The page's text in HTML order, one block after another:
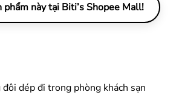
phẩm này tại Biti’s Shopee Mall!
dép đi trong phòng khách sạn